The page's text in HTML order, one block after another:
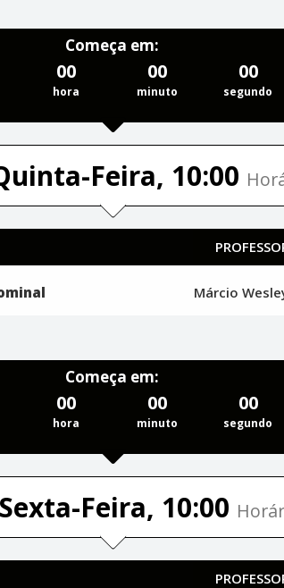
Começa em:
00
hora
00
minuto
00
segundo
Feira, 10:00
Márcio
Começa em:
00
hora
00
minuto
00
segundo
Feira, 10:00